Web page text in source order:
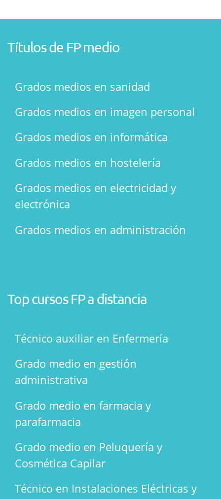
Títulos de FP medio
Grados medios en sanidad
Grados medios en imagen personal
Grados medios en informática
Grados medios en hostelería
Grados medios en electricidad y
electrónica
Grados medios en administración
Top cursos FP a distancia
Técnico auxiliar en Enfermería
Grado medio en gestión
administrativa
Grado medio en farmacia y
parafarmacia
Grado medio en Peluquería y
Cosmética Capilar
Técnico en Instalaciones Eléctricas y